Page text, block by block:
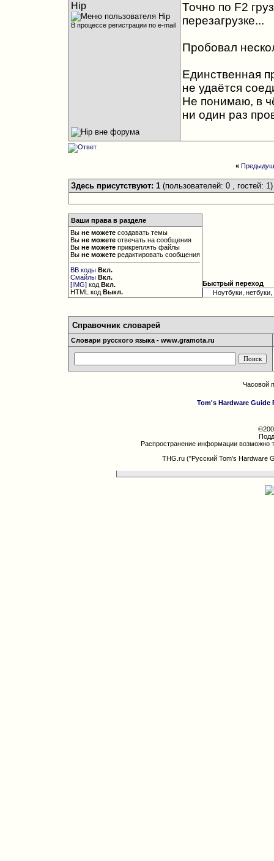
Hip
В процессе регистрации по e-mail
Точно по F2
перезагрузке...
Пробовал
Единственная
не удаётся
Не понимаю, в
ни один раз
«
Здесь присутствуют: 1 (пользователей: 0 , гостей: 1)
Ваши права в разделе
Выне можете создавать темы
Выне можете отвечать на сообщения
Выне можете прикреплять файлы
Выне можете редактировать сообщения
BB коды Вкл.
Смайлы Вкл.
[IMG] кодВкл.
HTML кодВыкл.
Быстрый переход
Справочник словарей
Словари русского языка - www.gramota.ru
Часовой
Tom's Hardware Guide
Распространение информации возможно
THG.ru ("Русский Tom's Hardware